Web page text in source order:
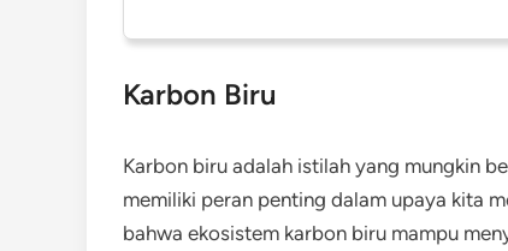
Karbon Biru
Karbon biru adalah istilah yang mungkin
memiliki peran penting dalam upaya kita
bahwa ekosistem karbon biru mampu